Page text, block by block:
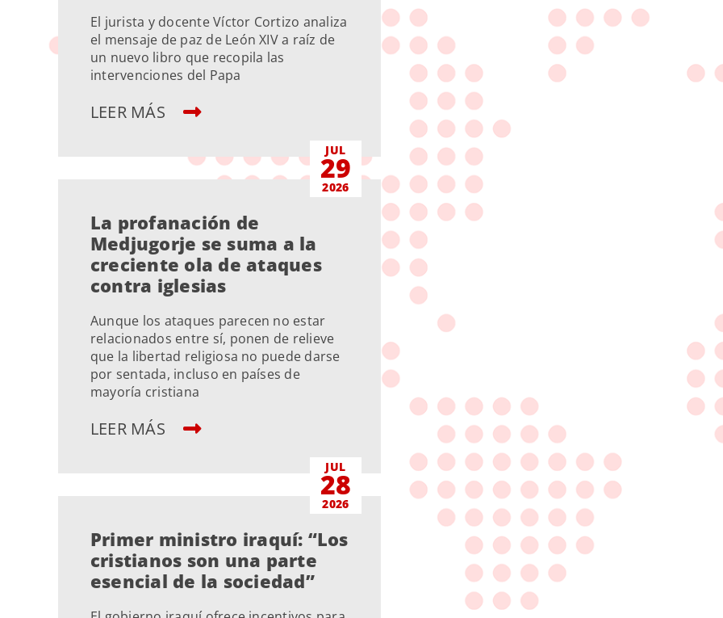
El jurista y docente Víctor Cortizo analiza
el mensaje de paz de León XIV a raíz de
un nuevo libro que recopila las
intervenciones del Papa
LEER MÁS
JUL
29
2026
La profanación de
Medjugorje se suma a la
creciente ola de ataques
contra iglesias
Aunque los ataques parecen no estar
relacionados entre sí, ponen de relieve
que la libertad religiosa no puede darse
por sentada, incluso en países de
mayoría cristiana
LEER MÁS
JUL
28
2026
Primer ministro iraquí: “Los
cristianos son una parte
esencial de la sociedad”